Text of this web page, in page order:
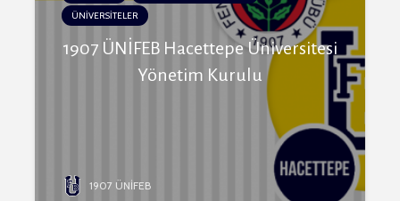
ÜNİVERSİTELER
1907 ÜNİFEB Hacettepe Üniversitesi
Yönetim Kurulu
1907 ÜNİFEB